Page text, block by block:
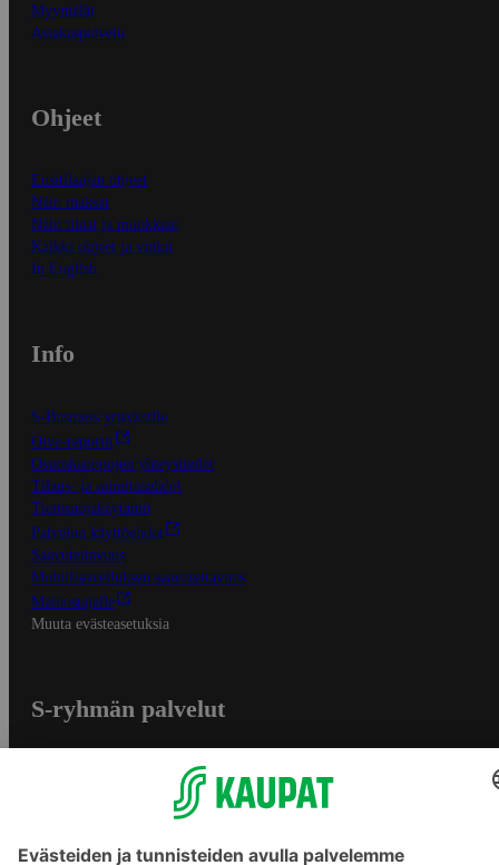
Myymälät
Asiakaspalvelu
Ohjeet
Ensitilaajan ohjeet
Näin maksat
Näin tilaat ja muokkaat
Kaikki ohjeet ja vinkit
In English
Info
S-Business yrityksille
Oiva-raportit
Osuuskauppojen yhteystiedot
Tilaus- ja toimitusehdot
Tietosuojakäytäntö
Palvelun käyttöehdot
Saavutettavuus
Mobiilisovelluksen saavutettavuus
Mainostajalle
Muuta evästeasetuksia
S-ryhmän palvelut
Yhteishyvä Ruoka -sovellus
S-ostoslista -sovellus